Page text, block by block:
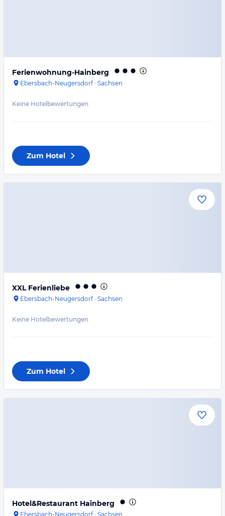
Ferienwohnung-Hainberg
Ebersbach-Neugersdorf· Sachsen
Keine Hotelbewertungen
Zum Hotel
XXL Ferienliebe
Ebersbach-Neugersdorf· Sachsen
Keine Hotelbewertungen
Zum Hotel
Hotel&Restaurant Hainberg
Ebersbach-Neugersdorf· Sachsen